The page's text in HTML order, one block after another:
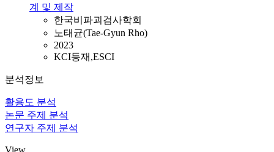
계 및 제작
한국비파괴검사학회
노태균(Tae-Gyun Rho)
2023
KCI등재,ESCI
분석정보
활용도 분석
논문 주제 분석
연구자 주제 분석
View